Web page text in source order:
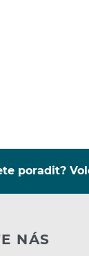
poradit?
NÁS